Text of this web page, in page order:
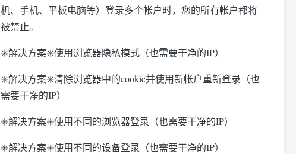
机、手机、平板电脑等）登录多个帐户时，您的所有帐户都将
被禁止。
✳️解决方案✳️使用浏览器隐私模式（也需要干净的IP）
✳️解决方案✳️清除浏览器中的cookie并使用新帐户重新登录（也
需要干净的IP）
✳️解决方案✳️使用不同的浏览器登录（也需要干净的IP）
✳️解决方案✳️使用不同的设备登录（也需要干净的IP）